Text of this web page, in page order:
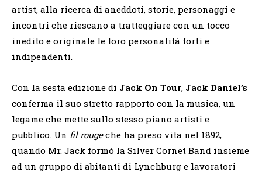
artist, alla ricerca di aneddoti, storie, personaggi e
incontri che riescano a tratteggiare con un tocco
inedito e originale le loro personalità forti e
indipendenti.
Con la sesta edizione di Jack On Tour, Jack Daniel’s
conferma il suo stretto rapporto con la musica, un
legame che mette sullo stesso piano artisti e
pubblico. Un fil rougeche ha preso vita nel 1892,
quando Mr. Jack formò la Silver Cornet Band insieme
ad un gruppo di abitanti di Lynchburg e lavoratori